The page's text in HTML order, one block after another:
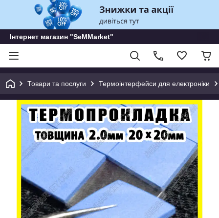
Інтернет магазин "SeMMarket"
Товари та послуги Термоінтерфейси для електроніки